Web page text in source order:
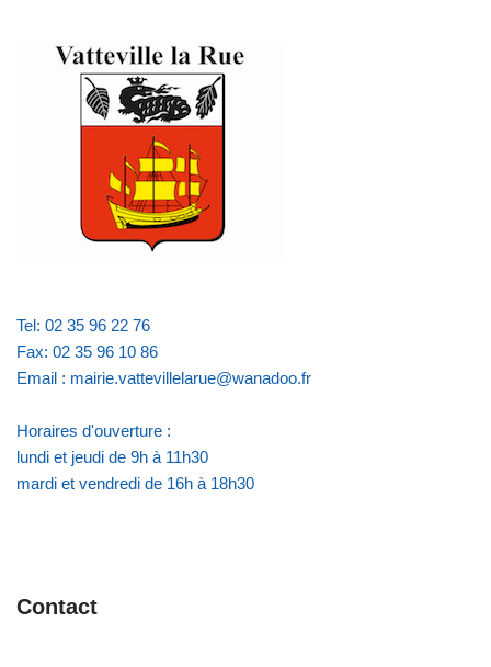
Tel: 02 35 96 22 76
Fax: 02 35 96 10 86
Email : mairie.vattevillelarue@wanadoo.fr
Horaires d'ouverture :
lundi et jeudi de 9h à 11h30
mardi et vendredi de 16h à 18h30
Contact